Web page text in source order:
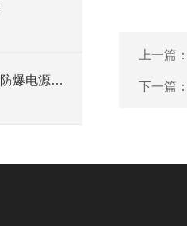
防爆照明动力配电箱、防爆电源箱、防爆箱厂家
上一篇
下一篇